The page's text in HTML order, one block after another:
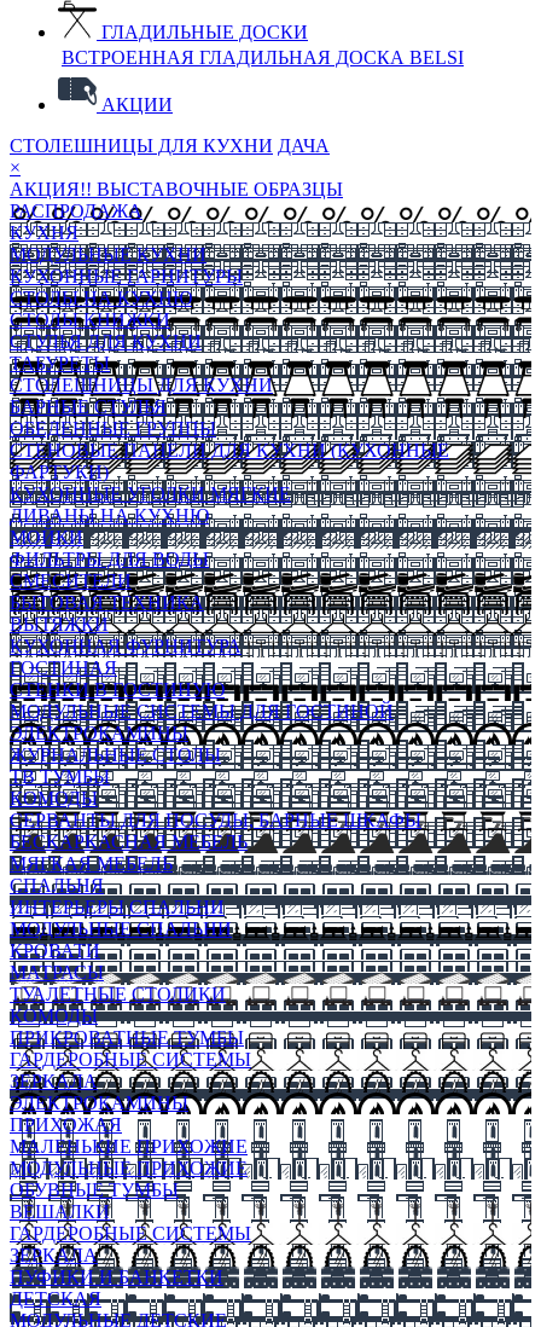
ГЛАДИЛЬНЫЕ ДОСКИ
ВСТРОЕННАЯ ГЛАДИЛЬНАЯ ДОСКА BELSI
АКЦИИ
СТОЛЕШНИЦЫ ДЛЯ КУХНИ ДАЧА
×
АКЦИЯ!! ВЫСТАВОЧНЫЕ ОБРАЗЦЫ
РАСПРОДАЖА
КУХНЯ
МОДУЛЬНЫЕ КУХНИ
КУХОННЫЕ ГАРНИТУРЫ
СТОЛЫ НА КУХНЮ
СТОЛЫ КНИЖКИ
СТУЛЬЯ ДЛЯ КУХНИ
ТАБУРЕТЫ
СТОЛЕШНИЦЫ ДЛЯ КУХНИ
БАРНЫЕ СТУЛЬЯ
ОБЕДЕННЫЕ ГРУППЫ
СТЕНОВЫЕ ПАНЕЛИ ДЛЯ КУХНИ (КУХОННЫЕ
ФАРТУКИ)
КУХОННЫЕ УГОЛКИ МЯГКИЕ
ДИВАНЫ НА КУХНЮ
МОЙКИ
ФИЛЬТРЫ ДЛЯ ВОДЫ
СМЕСИТЕЛИ
БЫТОВАЯ ТЕХНИКА
ВЫТЯЖКИ
КУХОННАЯ ФУРНИТУРА
ГОСТИНАЯ
СТЕНКИ В ГОСТИНУЮ
МОДУЛЬНЫЕ СИСТЕМЫ ДЛЯ ГОСТИНОЙ
ЭЛЕКТРОКАМИНЫ
ЖУРНАЛЬНЫЕ СТОЛЫ
ТВ ТУМБЫ
КОМОДЫ
СЕРВАНТЫ ДЛЯ ПОСУДЫ, БАРНЫЕ ШКАФЫ
БЕСКАРКАСНАЯ МЕБЕЛЬ
МЯГКАЯ МЕБЕЛЬ
СПАЛЬНЯ
ИНТЕРЬЕРЫ СПАЛЬНИ
МОДУЛЬНЫЕ СПАЛЬНИ
КРОВАТИ
МАТРАСЫ
ТУАЛЕТНЫЕ СТОЛИКИ
КОМОДЫ
ПРИКРОВАТНЫЕ ТУМБЫ
ГАРДЕРОБНЫЕ СИСТЕМЫ
ЗЕРКАЛА
ЭЛЕКТРОКАМИНЫ
ПРИХОЖАЯ
МАЛЕНЬКИЕ ПРИХОЖИЕ
МОДУЛЬНЫЕ ПРИХОЖИЕ
ОБУВНЫЕ ТУМБЫ
ВЕШАЛКИ
ГАРДЕРОБНЫЕ СИСТЕМЫ
ЗЕРКАЛА
ПУФИКИ И БАНКЕТКИ
ДЕТСКАЯ
МОДУЛЬНЫЕ ДЕТСКИЕ